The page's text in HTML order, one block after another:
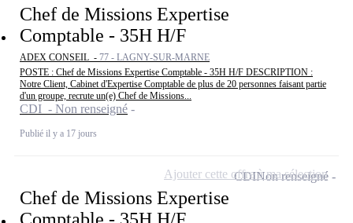
Chef de Missions Expertise
Comptable - 35H H/F
ADEX CONSEIL - 77 - LAGNY-SUR-MARNE
POSTE : Chef de Missions Expertise Comptable - 35H H/F DESCRIPTION :
Notre Client, Cabinet d'Expertise Comptable de plus de 20 personnes faisant partie
d'un groupe, recrute un(e) Chef de Missions...
CDI - Non renseigné
Publié il y a 17 jours
Chef de Missions Expertise
Comptable - 35H H/F
CDINon renseigné
Ajouter cette offre à ma sélection